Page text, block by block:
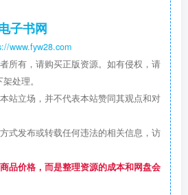
子书网
www.fyw28.com
所有，请购买正版资源。如有侵权，请
处理。
站立场，并不代表本站赞同其观点和对
式发布或转载任何违法的相关信息，访
品价格，而是整理资源的成本和网盘会